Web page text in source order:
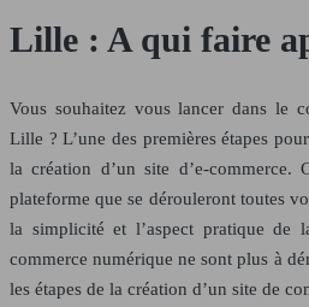
Lille : A qui faire
Vous souhaitez vous lancer dans le
Lille ? L’une des premières étapes
la création d’un site d’e-commerce.
plateforme que se dérouleront toutes
la simplicité et l’aspect pratique de
commerce numérique ne sont plus à
les étapes de la création d’un site de